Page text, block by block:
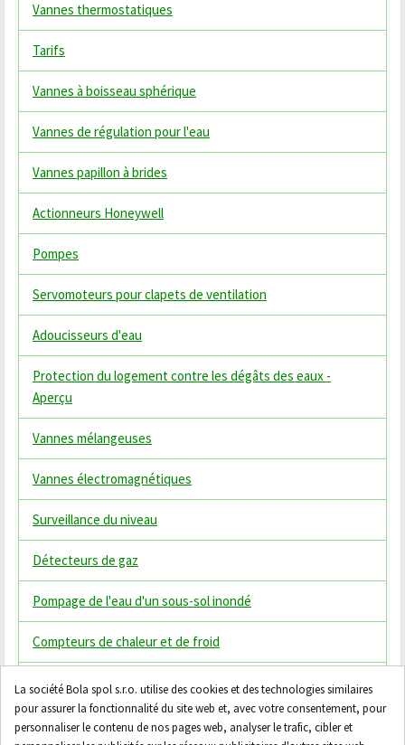
La société Bola spol s.r.o. utilise des cookies et des technologies similaires
pour assurer la fonctionnalité du site web et, avec votre consentement, pour
personnaliser le contenu de nos pages web, analyser le trafic, cibler et
Vannes thermostatiques
Tarifs
Vannes à boisseau sphérique
Vannes de régulation pour l'eau
Vannes papillon à brides
Actionneurs Honeywell
Pompes
Servomoteurs pour clapets de ventilation
Adoucisseurs d'eau
Protection du logement contre les dégâts des eaux -
Aperçu
Vannes mélangeuses
Vannes électromagnétiques
Surveillance du niveau
Détecteurs de gaz
Pompage de l'eau d'un sous-sol inondé
Compteurs de chaleur et de froid
Thermostats
Vannes mélangeuses thermostatiques